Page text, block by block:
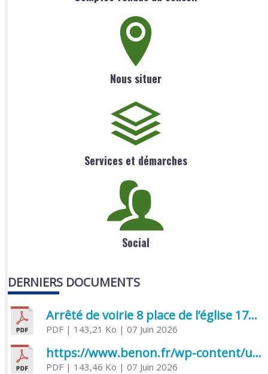
Nous situer
Services et démarches
Social
DERNIERS DOCUMENTS
Arrêté de voirie 8 place de l’église 17170 Benon
PDF| 143,21 Ko | 07 Juin 2026
https://www.benon.fr/wp-content/uploads/2026/06/AR-Voirie-Chemin-de-Lafond-du-26-05-2026.pdf
PDF| 143,46 Ko | 07 Juin 2026